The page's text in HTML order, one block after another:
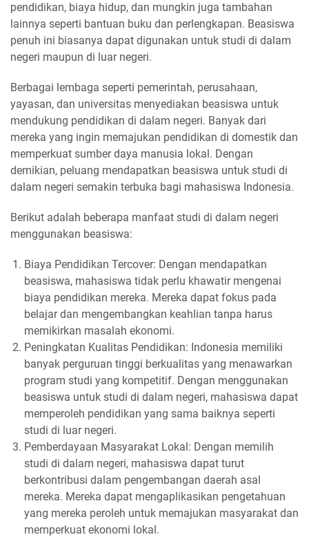
pendidikan, biaya hidup, dan mungkin juga tambahan
lainnya seperti bantuan buku dan perlengkapan. Beasiswa
penuh ini biasanya dapat digunakan untuk studi di dalam
negeri maupun di luar negeri.
Berbagai lembaga seperti pemerintah, perusahaan,
yayasan, dan universitas menyediakan beasiswa untuk
mendukung pendidikan di dalam negeri. Banyak dari
mereka yang ingin memajukan pendidikan di domestik dan
memperkuat sumber daya manusia lokal. Dengan
demikian, peluang mendapatkan beasiswa untuk studi di
dalam negeri semakin terbuka bagi mahasiswa Indonesia.
Berikut adalah beberapa manfaat studi di dalam negeri
menggunakan beasiswa:
Biaya Pendidikan Tercover: Dengan mendapatkan
beasiswa, mahasiswa tidak perlu khawatir mengenai
biaya pendidikan mereka. Mereka dapat fokus pada
belajar dan mengembangkan keahlian tanpa harus
memikirkan masalah ekonomi.
Peningkatan Kualitas Pendidikan: Indonesia memiliki
banyak perguruan tinggi berkualitas yang menawarkan
program studi yang kompetitif. Dengan menggunakan
beasiswa untuk studi di dalam negeri, mahasiswa dapat
memperoleh pendidikan yang sama baiknya seperti
studi di luar negeri.
Pemberdayaan Masyarakat Lokal: Dengan memilih
studi di dalam negeri, mahasiswa dapat turut
berkontribusi dalam pengembangan daerah asal
mereka. Mereka dapat mengaplikasikan pengetahuan
yang mereka peroleh untuk memajukan masyarakat dan
memperkuat ekonomi lokal.